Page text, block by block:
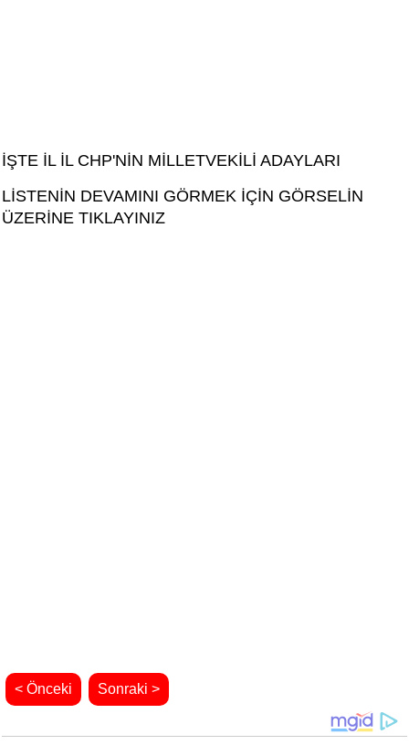
İŞTE İL İL CHP'NİN MİLLETVEKİLİ ADAYLARI
LİSTENİN DEVAMINI GÖRMEK İÇİN GÖRSELİN
ÜZERİNE TIKLAYINIZ
< Önceki Sonraki >